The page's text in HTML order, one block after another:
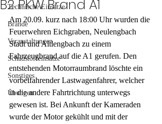
Technische Einsätze
Brände
Veranstaltungen
Schadstoffeinsätze
Sonstiges
Übungen
B2 PKW Brand A1
Am 20.09. kurz nach 18:00 Uhr wurden die
Feuerwehren Eichgraben, Neulengbach
Stadt und Altlengbach zu einem
Fahrzeugbrand auf die A1 gerufen. Den
entstehenden Motorraumbrand löschte ein
vorbeifahrender Lastwagenfahrer, welcher
in die andere Fahrtrichtung unterwegs
gewesen ist. Bei Ankunft der Kameraden
wurde der Motor gekühlt und mit der